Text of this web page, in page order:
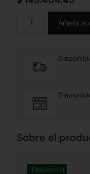
Añadir al
Sobre el
¡Descuentos!